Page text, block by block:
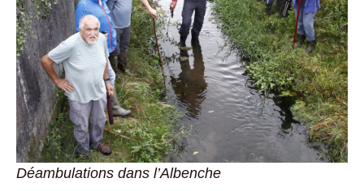
Déambulations dans l’Albenche